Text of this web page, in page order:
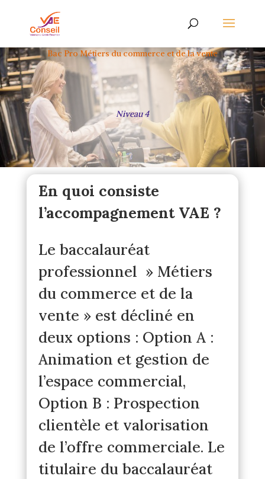
Bac Pro Métiers du commerce et de la vente
Niveau 4
En quoi consiste
l’accompagnement VAE ?
Le baccalauréat
professionnel » Métiers
du commerce et de la
vente » est décliné en
deux options : Option A :
Animation et gestion de
l’espace commercial,
Option B : Prospection
clientèle et valorisation
de l’offre commerciale. Le
titulaire du baccalauréat